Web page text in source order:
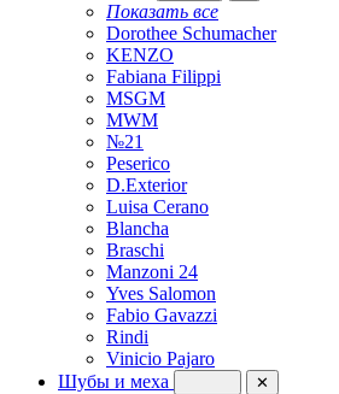
Показать все
Dorothee Schumacher
KENZO
Fabiana Filippi
MSGM
MWM
№21
Peserico
D.Exterior
Luisa Cerano
Blancha
Braschi
Manzoni 24
Yves Salomon
Fabio Gavazzi
Rindi
Vinicio Pajaro
Шубы и меха
✕